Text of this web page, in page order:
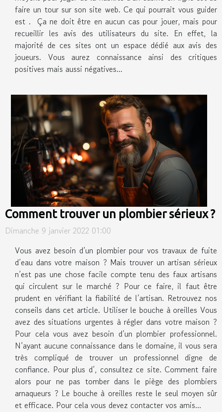
faire un tour sur son site web. Ce qui pourrait vous guider
est . Ça ne doit être en aucun cas pour jouer, mais pour
recueillir les avis des utilisateurs du site. En effet, la
majorité de ces sites ont un espace dédié aux avis des
joueurs. Vous aurez connaissance ainsi des critiques
positives mais aussi négatives...
Comment trouver un plombier sérieux ?
Dimanche 9 janvier 2022 01:00
Vous avez besoin d’un plombier pour vos travaux de fuite
d’eau dans votre maison ? Mais trouver un artisan sérieux
n’est pas une chose facile compte tenu des faux artisans
qui circulent sur le marché ? Pour ce faire, il faut être
prudent en vérifiant la fiabilité de l’artisan. Retrouvez nos
conseils dans cet article. Utiliser le bouche à oreilles Vous
avez des situations urgentes à régler dans votre maison ?
Pour cela vous avez besoin d’un plombier professionnel.
N’ayant aucune connaissance dans le domaine, il vous sera
très compliqué de trouver un professionnel digne de
confiance. Pour plus d’, consultez ce site. Comment faire
alors pour ne pas tomber dans le piège des plombiers
arnaqueurs ? Le bouche à oreilles reste le seul moyen sûr
et efficace. Pour cela vous devez contacter vos amis...